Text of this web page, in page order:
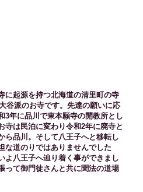
に起源を持つ北海道の清里町の寺
谷派のお寺です。先達の願いに応
3年に品川で東本願寺の開教所とし
寺は民泊に変わり令和2年に廃寺と
ら品川。そして八王子へと移転し
な道のりではありませんでした
よ八王子へ辿り着く事ができまし
って御門徒さんと共に聞法の道場